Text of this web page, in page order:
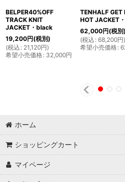
BELPER40%OFF
TRACK KNIT
JACKET・black
19,200円(税別)
(税込 : 21,120円)
希望小売価格: 32,000円
TENHALF GET
HOT JACKET
62,000円(税別)
(税込 : 68,200円)
希望小売価格:
ホーム
ショッピングカート
マイページ